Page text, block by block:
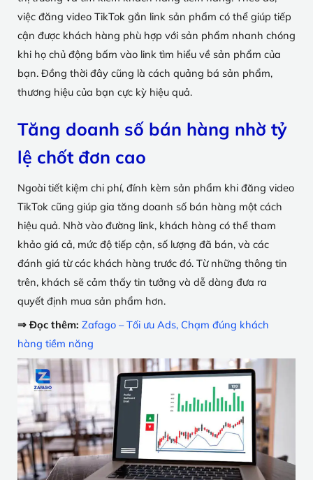
việc đăng video TikTok gắn link sản phẩm có thể giúp tiếp
cận được khách hàng phù hợp với sản phẩm nhanh chóng
khi họ chủ động bấm vào link tìm hiểu về sản phẩm của
bạn. Đồng thời đây cũng là cách quảng bá sản phẩm,
thương hiệu của bạn cực kỳ hiệu quả.
Tăng doanh số bán hàng nhờ tỷ
lệ chốt đơn cao
Ngoài tiết kiệm chi phí, đính kèm sản phẩm khi đăng video
TikTok cũng giúp gia tăng doanh số bán hàng một cách
hiệu quả. Nhờ vào đường link, khách hàng có thể tham
khảo giá cả, mức độ tiếp cận, số lượng đã bán, và các
đánh giá từ các khách hàng trước đó. Từ những thông tin
trên, khách sẽ cảm thấy tin tưởng và dễ dàng đưa ra
quyết định mua sản phẩm hơn.
⇒ Đọc thêm: Zafago – Tối ưu Ads, Chạm đúng khách
hàng tiềm năng